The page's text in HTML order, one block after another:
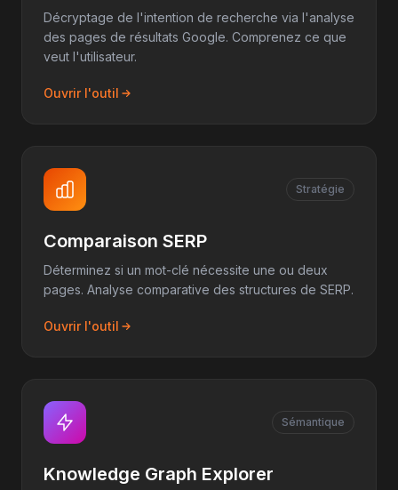
Décryptage de l'intention de recherche via l'analyse
des pages de résultats Google. Comprenez ce que
veut l'utilisateur.
Ouvrir l'outil
Stratégie
Comparaison SERP
Déterminez si un mot-clé nécessite une ou deux
pages. Analyse comparative des structures de SERP.
Ouvrir l'outil
Sémantique
Knowledge Graph Explorer